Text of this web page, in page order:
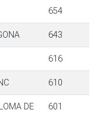
654
643
616
610
DE
601